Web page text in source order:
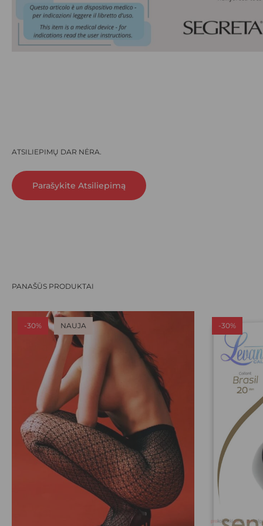
ATSILIEPIMŲ DAR NĖRA.
Parašykite Atsiliepimą
PANAŠŪS PRODUKTAI
-30% NAUJA -30%